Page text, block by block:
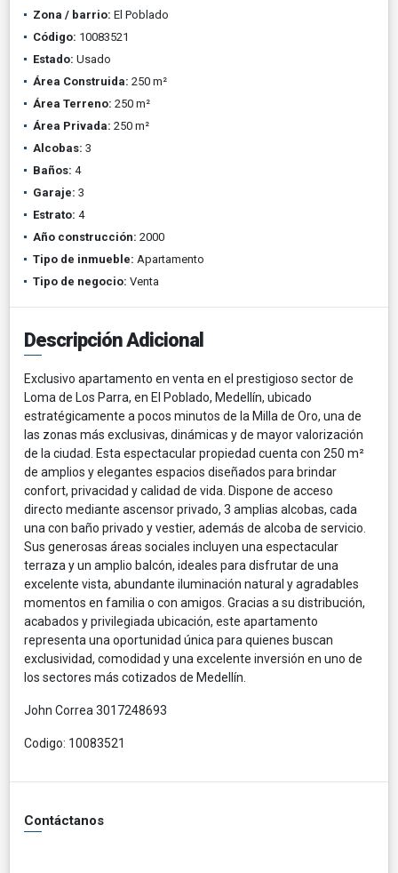
Zona / barrio: El Poblado
Código: 10083521
Estado: Usado
Área Construida: 250 m²
Área Terreno: 250 m²
Área Privada: 250 m²
Alcobas: 3
Baños: 4
Garaje: 3
Estrato: 4
Año construcción: 2000
Tipo de inmueble: Apartamento
Tipo de negocio: Venta
Descripción Adicional
Exclusivo apartamento en venta en el prestigioso sector de
Loma de Los Parra, en El Poblado, Medellín, ubicado
estratégicamente a pocos minutos de la Milla de Oro, una de
las zonas más exclusivas, dinámicas y de mayor valorización
de la ciudad. Esta espectacular propiedad cuenta con 250 m²
de amplios y elegantes espacios diseñados para brindar
confort, privacidad y calidad de vida. Dispone de acceso
directo mediante ascensor privado, 3 amplias alcobas, cada
una con baño privado y vestier, además de alcoba de servicio.
Sus generosas áreas sociales incluyen una espectacular
terraza y un amplio balcón, ideales para disfrutar de una
excelente vista, abundante iluminación natural y agradables
momentos en familia o con amigos. Gracias a su distribución,
acabados y privilegiada ubicación, este apartamento
representa una oportunidad única para quienes buscan
exclusividad, comodidad y una excelente inversión en uno de
los sectores más cotizados de Medellín.
John Correa 3017248693
Codigo: 10083521
Contáctanos